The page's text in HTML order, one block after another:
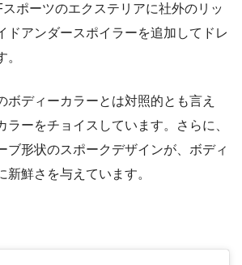
ポーツのエクステリアに社外のリッ
ドアンダースポイラーを追加してドレ
ボディーカラーとは対照的とも言え
ラーをチョイスしています。さらに、
ブ形状のスポークデザインが、ボディ
新鮮さを与えています。